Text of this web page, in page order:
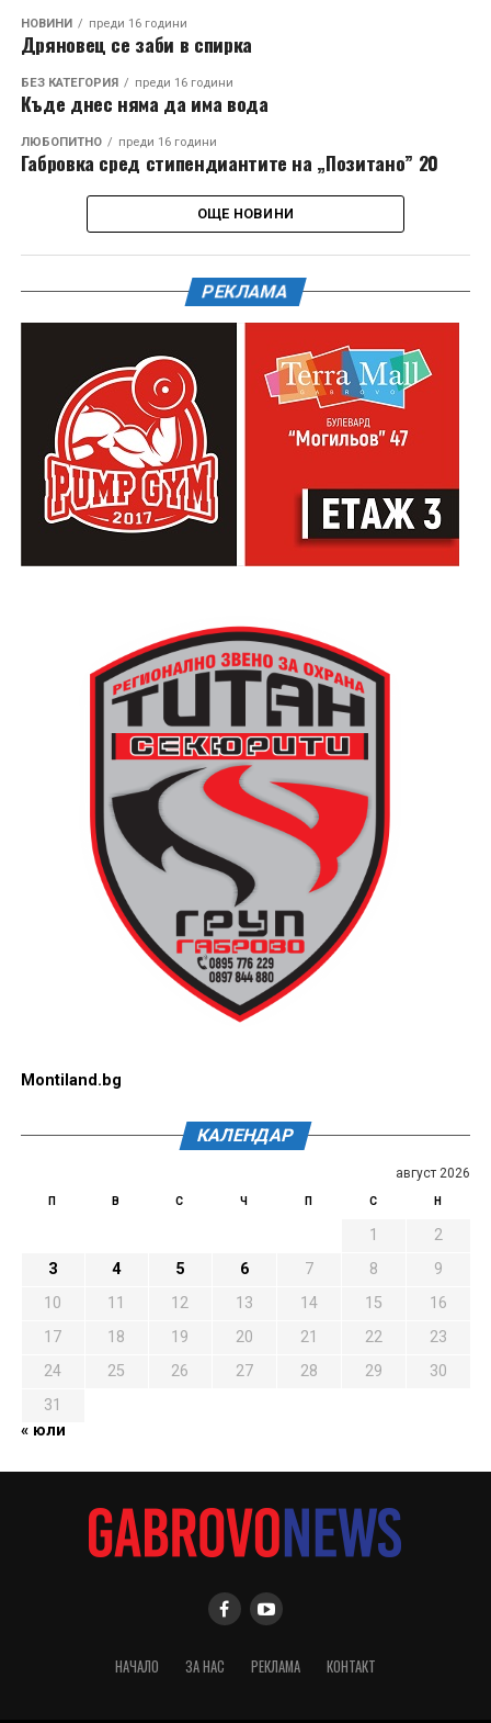
НОВИНИ преди 16 години
Дряновец се заби в спирка
БЕЗ КАТЕГОРИЯ преди 16 години
Къде днес няма да има вода
ЛЮБОПИТНО преди 16 години
Габровка сред стипендиантите на „Позитано” 20
ОЩЕ НОВИНИ
РЕКЛАМА
Montiland.bg
КАЛЕНДАР
август 2026
П В С Ч П С Н
1
2
3
4 5 6 7 8
9
10
11 12 13 14 15
16
17
18 19 20 21 22
23
24
25 26 27 28 29
30
31
« юли
НАЧАЛО ЗА НАС РЕКЛАМА КОНТАКТ